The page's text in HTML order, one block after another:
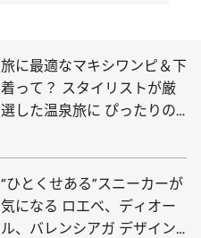
旅に最適なマキシワンピ＆下
着って？ スタイリストが厳
選した温泉旅に ぴったりの
“ひとくせある”スニーカーが
気になる ロエベ、ディオー
ル、バレンシアガ デザイン